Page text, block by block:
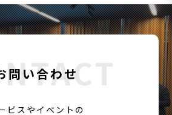
問い合わせ
ビスやイベントの